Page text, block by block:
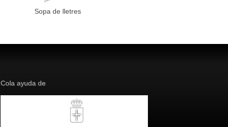
Sopa de lletres
Cola ayuda de